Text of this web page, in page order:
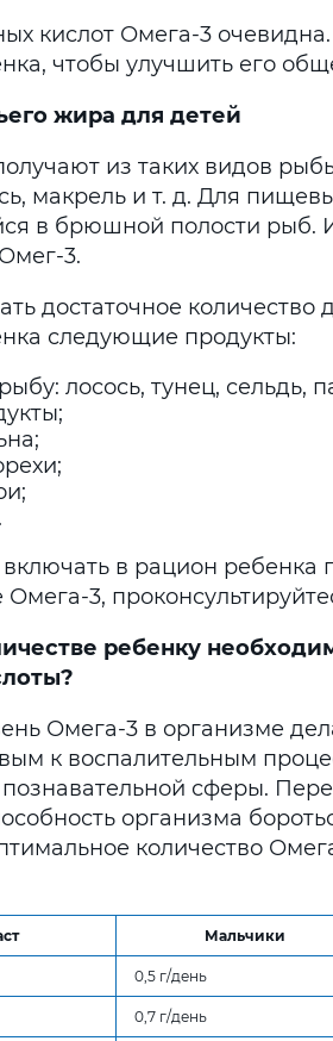
кислот Омега-3
чтобы улучшить его
жира для детей
из таких видов
макрель и т. д. Для
в брюшной полости рыб.
3.
достаточное количество
следующие продукты:
лосось, тунец, сельдь,
в рацион ребенка
3,
ребенку
Омега-3 в организме
к воспалительным
сферы.
организма
количество
Мальчики
0,5 г/день
0,7 г/день